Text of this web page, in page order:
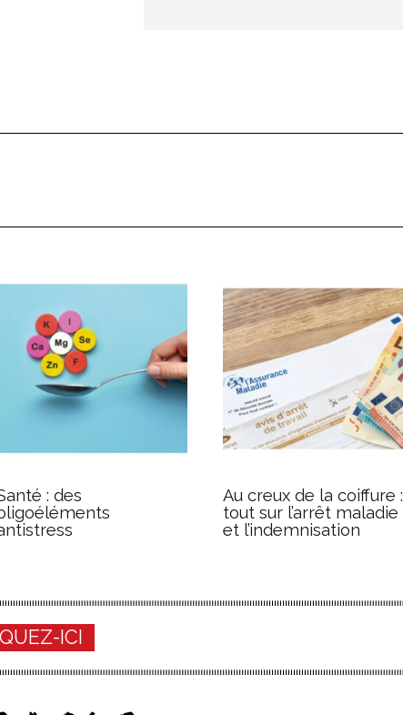
: des
Au creux de la coiffure :
tout sur l’arrêt maladie
et l’indemnisation
ICI